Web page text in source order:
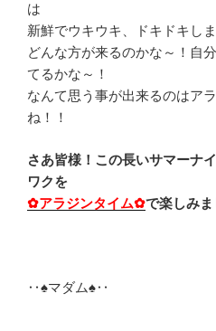
は
新鮮でウキウキ、ドキドキし
どんな方が来るのかな～！自
てるかな～！
なんて思う事が出来るのはア
ね！！
さあ皆様！この長いサマーナ
ワクを
✿アラジンタイム✿で楽しみま
‥♠マダム♠‥